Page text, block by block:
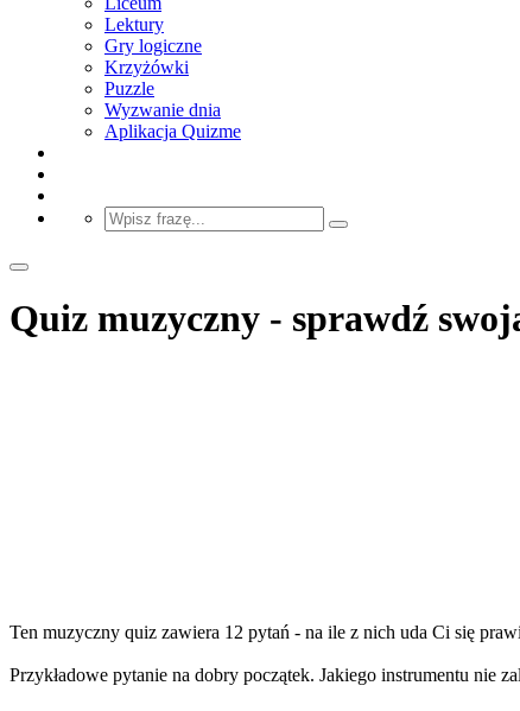
Lektury
Gry logiczne
Krzyżówki
Puzzle
Wyzwanie dnia
Aplikacja Quizme
Quiz muzyczny - sprawdź
Ten muzyczny quiz zawiera 12 pytań - na ile z nich uda Ci się
Przykładowe pytanie na dobry początek. Jakiego instrumentu nie